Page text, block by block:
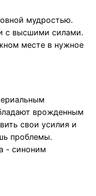
мудростью.
с высшими силами.
месте в нужное
врожденным
свои усилия и
проблемы.
- синоним